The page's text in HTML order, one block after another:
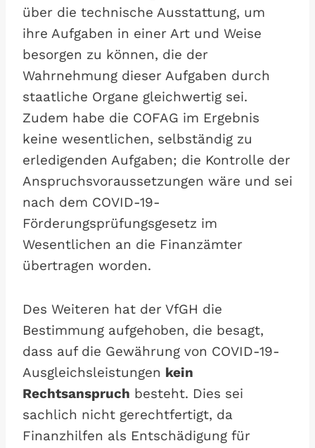
über die technische Ausstattung, um
ihre Aufgaben in einer Art und Weise
besorgen zu können, die der
Wahrnehmung dieser Aufgaben durch
staatliche Organe gleichwertig sei.
Zudem habe die COFAG im Ergebnis
keine wesentlichen, selbständig zu
erledigenden Aufgaben; die Kontrolle der
Anspruchsvoraussetzungen wäre und sei
nach dem COVID-19-
Förderungsprüfungsgesetz im
Wesentlichen an die Finanzämter
übertragen worden.
Des Weiteren hat der VfGH die
Bestimmung aufgehoben, die besagt,
dass auf die Gewährung von COVID-19-
Ausgleichsleistungen kein
Rechtsanspruch besteht. Dies sei
sachlich nicht gerechtfertigt, da
Finanzhilfen als Entschädigung für